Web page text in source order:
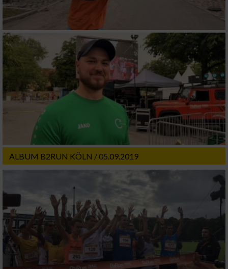
ALBUM B2RUN KÖLN / 05.09.2019